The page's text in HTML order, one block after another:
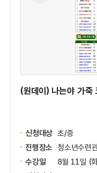
(원데이) 나는야 가죽
신청대상 초/중
진행장소 청소년수련
수강일
8월 11일 (